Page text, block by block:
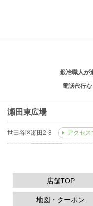
鍛冶職人が
電話代行
瀬田東広場
世田谷区瀬田2-8 アクセス
店舗TOP
地図・クーポン